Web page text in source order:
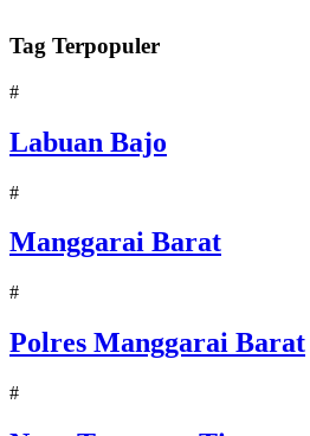
Tag Terpopuler
#
Labuan Bajo
#
Manggarai Barat
#
Polres Manggarai Barat
#